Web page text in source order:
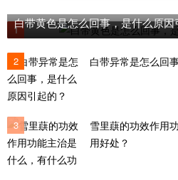
1
白带黄色是怎么回事，是什么原因
2 白带异常是怎么回
3
雪里蕻的功效作用
用好处？